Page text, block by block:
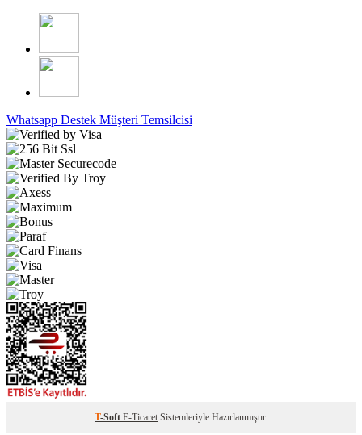
Whatsapp Destek Müşteri Temsilcisi
T-Soft E-Ticaret Sistemleriyle Hazırlanmıştır.